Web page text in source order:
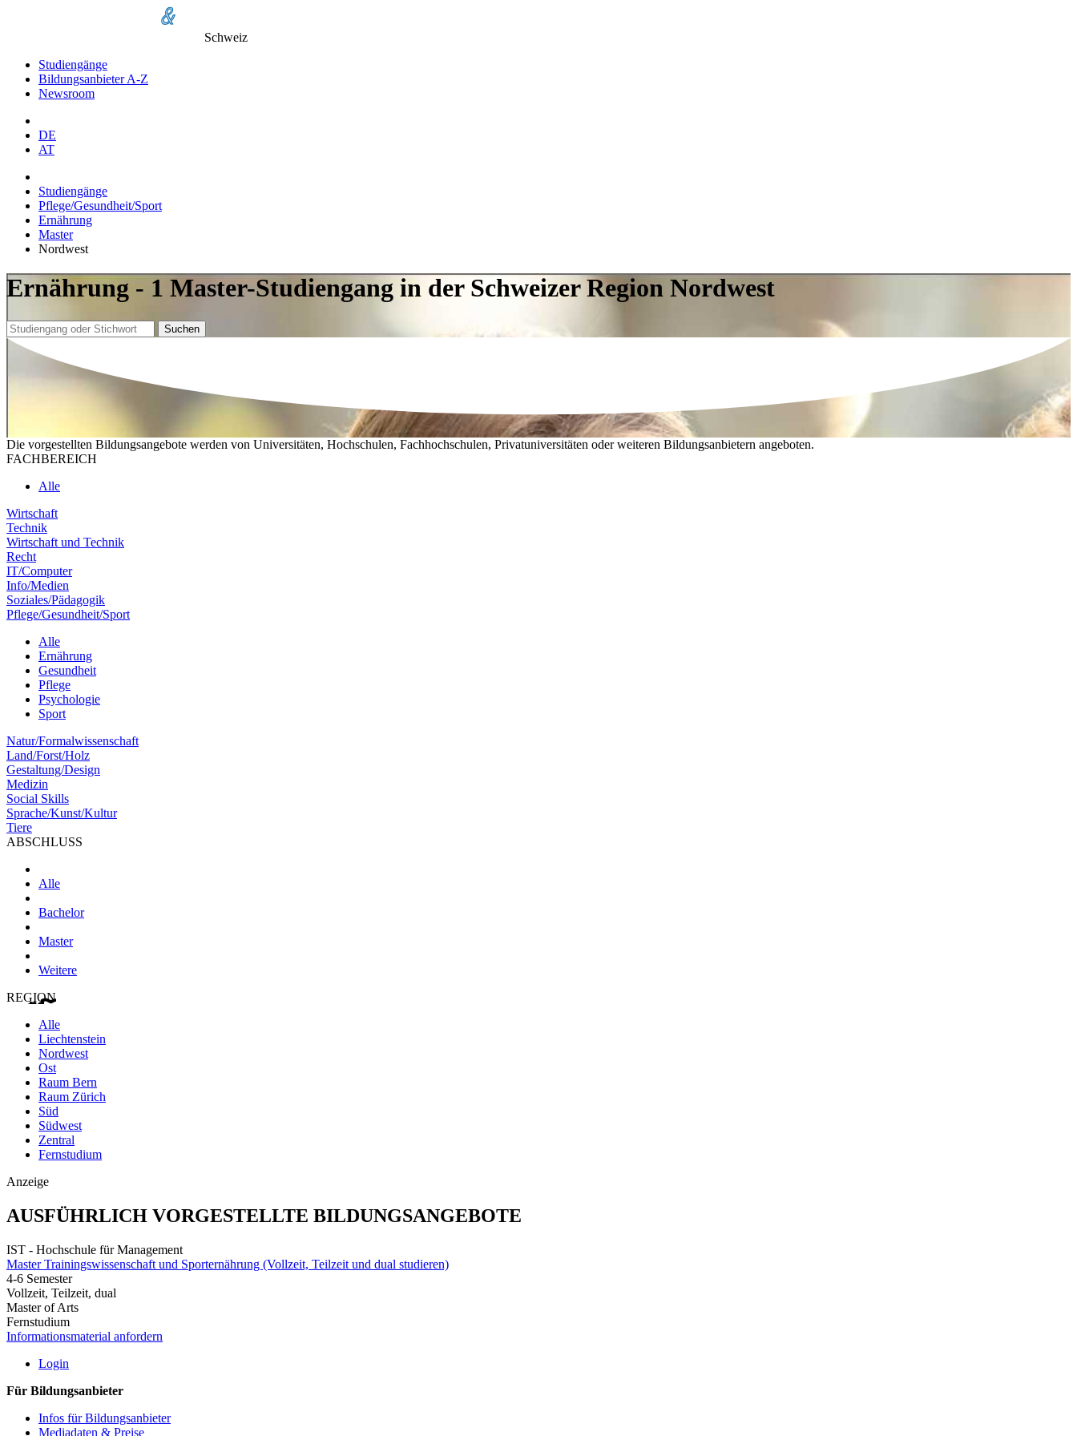
Schweiz
Studiengänge
Bildungsanbieter A-Z
Newsroom
DE
AT
Studiengänge
Pflege/Gesundheit/Sport
Ernährung
Master
Nordwest
Ernährung - 1 Master-Studiengang in der Schweizer Region Nordwest
Suchen
Die vorgestellten Bildungsangebote werden von Universitäten, Hochschulen, Fachhochschulen, Privatuniversitäten oder weiteren Bildungsanbietern angeboten.
FACHBEREICH
Alle
Wirtschaft
Technik
Wirtschaft und Technik
Recht
IT/Computer
Info/Medien
Soziales/Pädagogik
Pflege/Gesundheit/Sport
Alle
Ernährung
Gesundheit
Pflege
Psychologie
Sport
Natur/Formalwissenschaft
Land/Forst/Holz
Gestaltung/Design
Medizin
Social Skills
Sprache/Kunst/Kultur
Tiere
ABSCHLUSS
Alle
Bachelor
Master
Weitere
REGION
Alle
Liechtenstein
Nordwest
Ost
Raum Bern
Raum Zürich
Süd
Südwest
Zentral
Fernstudium
Anzeige
AUSFÜHRLICH VORGESTELLTE BILDUNGSANGEBOTE
IST - Hochschule für Management
Master Trainingswissenschaft und Sporternährung (Vollzeit, Teilzeit und dual studieren)
4-6 Semester
Vollzeit, Teilzeit, dual
Master of Arts
Fernstudium
Informationsmaterial anfordern
Login
Für Bildungsanbieter
Infos für Bildungsanbieter
Mediadaten & Preise